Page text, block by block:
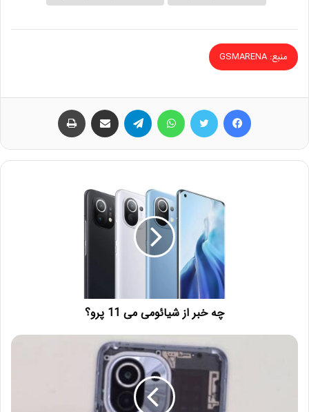
منبع: GSMARENA
چه خبر از شیائومی می 11 پرو؟